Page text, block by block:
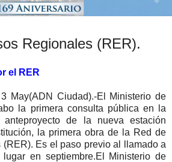
Regionales (RER).
el RER
May(ADN Ciudad).-El Ministerio de
la primera consulta pública en la
de la nueva estación
la primera obra de la Red de
(RER). Es el paso previo al llamado a
lugar en septiembre.El Ministerio de